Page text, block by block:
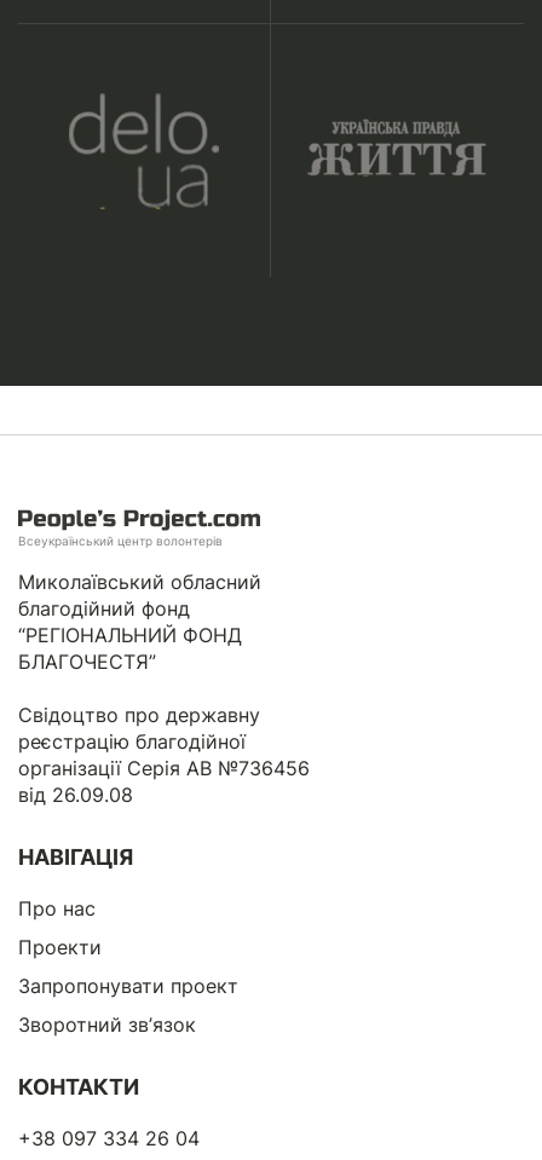
Всеукраїнський центр волонтерів
Миколаївський обласний
благодійний фонд
“РЕГІОНАЛЬНИЙ ФОНД
БЛАГОЧЕСТЯ”
Свідоцтво про державну
реєстрацію благодійної
організації Серія АВ №736456
від 26.09.08
НАВІГАЦІЯ
Про нас
Проекти
Запропонувати проект
Зворотний зв’язок
КОНТАКТИ
+38 097 334 26 04